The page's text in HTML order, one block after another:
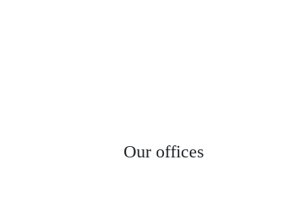
Our offices